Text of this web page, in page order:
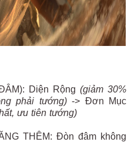
Diện Rộng (giảm 30%
phải tướng)-> Đơn Mục
ưu tiên tướng)
THÊM: Đòn đâm không